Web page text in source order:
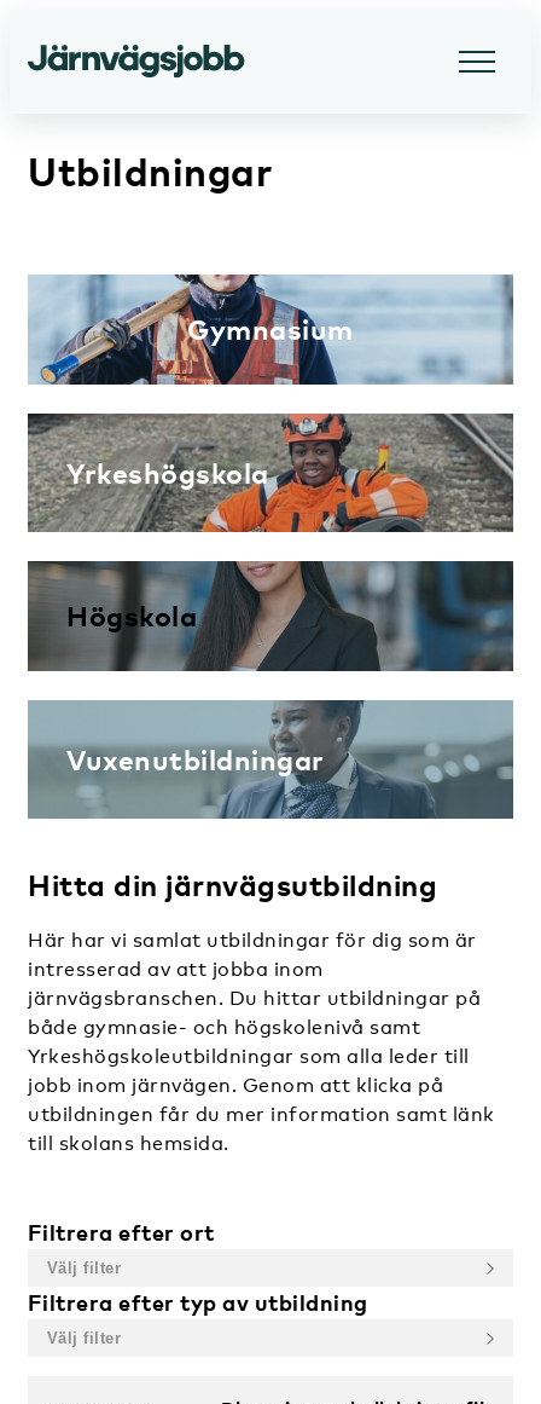
Utbildningar
Gymnasium
Yrkeshögskola
Högskola
Vuxenutbildningar
Hitta din järnvägsutbildning
Här har vi samlat utbildningar för dig som är
intresserad av att jobba inom
järnvägsbranschen. Du hittar utbildningar på
både gymnasie- och högskolenivå samt
Yrkeshögskoleutbildningar som alla leder till
jobb inom järnvägen. Genom att klicka på
utbildningen får du mer information samt länk
till skolans hemsida.
Filtrera efter ort
Filtrera efter typ av utbildning